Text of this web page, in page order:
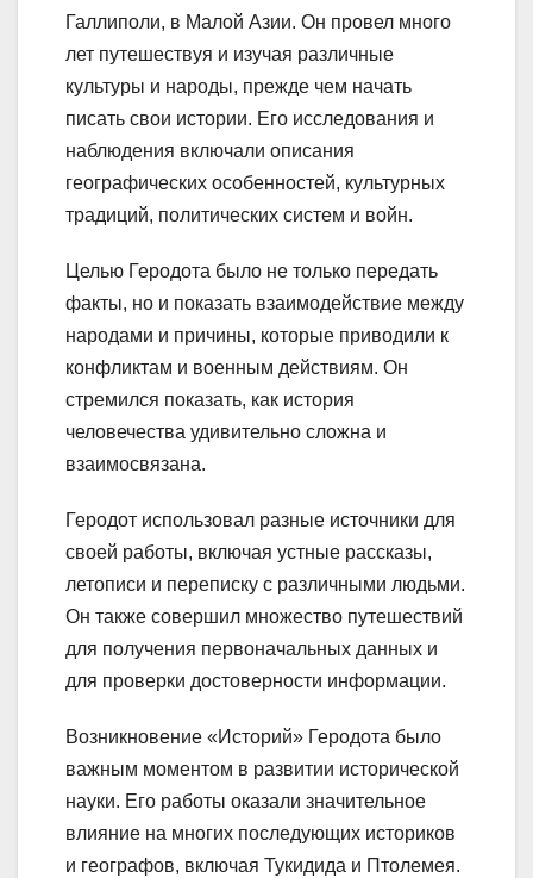
Галлиполи, в Малой Азии. Он провел много
лет путешествуя и изучая различные
культуры и народы, прежде чем начать
писать свои истории. Его исследования и
наблюдения включали описания
географических особенностей, культурных
традиций, политических систем и войн.
Целью Геродота было не только передать
факты, но и показать взаимодействие между
народами и причины, которые приводили к
конфликтам и военным действиям. Он
стремился показать, как история
человечества удивительно сложна и
взаимосвязана.
Геродот использовал разные источники для
своей работы, включая устные рассказы,
летописи и переписку с различными людьми.
Он также совершил множество путешествий
для получения первоначальных данных и
для проверки достоверности информации.
Возникновение «Историй» Геродота было
важным моментом в развитии исторической
науки. Его работы оказали значительное
влияние на многих последующих историков
и географов, включая Тукидида и Птолемея.